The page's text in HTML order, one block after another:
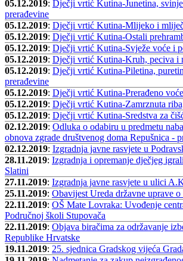
05.12.2019: Dječji vrtić Kutina-Junetina,
prerađevine
05.12.2019: Dječji vrtić Kutina-Mlijeko i
05.12.2019: Dječji vrtić Kutina-Ostali
05.12.2019: Dječji vrtić Kutina-Svježe voće i
05.12.2019: Dječji vrtić Kutina-Kruh, peciva i
05.12.2019: Dječji vrtić Kutina-Piletina,
prerađevine
05.12.2019: Dječji vrtić Kutina-Prerađeno
05.12.2019: Dječji vrtić Kutina-Zamrznuta
05.12.2019: Dječji vrtić Kutina-Sredstva za
02.12.2019: Odluka o odabiru u predmetu
obnova zgrade društvenog doma Repušnica -
02.12.2019: Izgradnja javne rasvjete u
28.11.2019: Izgradnja i opremanje dječjeg
Slatini
27.11.2019: Izgradnja javne rasvjete u ulici
25.11.2019: Obavijest Ureda državne uprave
22.11.2019: OŠ Mate Lovraka: Uvođenje
Područnoj školi Stupovača
22.11.2019: Objava biračima za održavanje
Republike Hrvatske
19.11.2019: 25. sjednica Gradskog vijeća